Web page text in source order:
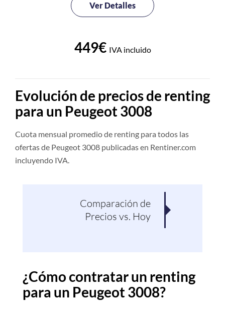
Ver Detalles
449€ IVA incluido
Evolución de precios de renting
para un Peugeot 3008
Cuota mensual promedio de renting para todos las
ofertas de Peugeot 3008 publicadas en Rentiner.com
incluyendo IVA.
Comparación de
Precios vs. Hoy
¿Cómo contratar un renting
para un Peugeot 3008?